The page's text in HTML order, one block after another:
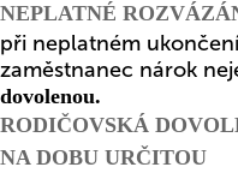
NEPLATNÉ
při neplatném
zaměstnanec nárok
dovolenou.
RODIČOVSKÁ
NA DOBU URČITOU